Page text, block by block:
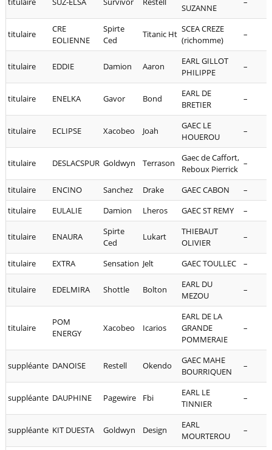
SUZANNE
titulaire
CRE
EOLIENNE
Spirte
Ced
Titanic Ht SCEA CREZE
(richomme)
–
titulaire EDDIE Damion Aaron
EARL GILLOT
PHILIPPE
–
titulaire ENELKA Gavor Bond
EARL DE
BRETIER
–
titulaire ECLIPSE Xacobeo Joah
GAEC LE
HOUEROU
–
titulaire DESLACSPUR Goldwyn Terrason
Gaec de Caffort,
Reboux Pierrick
–
titulaire ENCINO Sanchez Drake GAEC CABON
–
titulaire
EULALIE Damion Lheros GAEC ST REMY –
titulaire ENAURA
Spirte
Ced
Lukart
THIEBAUT
OLIVIER
–
titulaire EXTRA Sensation Jelt GAEC TOULLEC –
titulaire EDELMIRA Shottle Bolton
EARL DU
MEZOU
–
titulaire
POM
ENERGY
Xacobeo Icarios
EARL DE LA
GRANDE
POMMERAIE
–
suppléante DANOISE Restell Okendo
GAEC MAHE
BOURRIQUEN
–
suppléante DAUPHINE Pagewire Fbi
EARL LE
TINNIER
–
suppléante KIT DUESTA Goldwyn Design
EARL
MOURTEROU
–